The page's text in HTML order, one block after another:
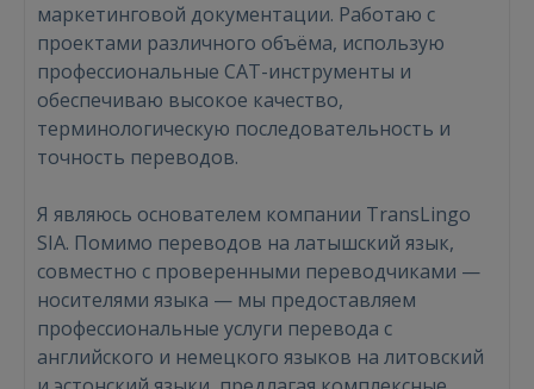
маркетинговой документации. Работаю с
проектами различного объёма, использую
профессиональные CAT-инструменты и
обеспечиваю высокое качество,
терминологическую последовательность и
точность переводов.
Я являюсь основателем компании TransLingo
SIA. Помимо переводов на латышский язык,
совместно с проверенными переводчиками —
носителями языка — мы предоставляем
профессиональные услуги перевода с
английского и немецкого языков на литовский